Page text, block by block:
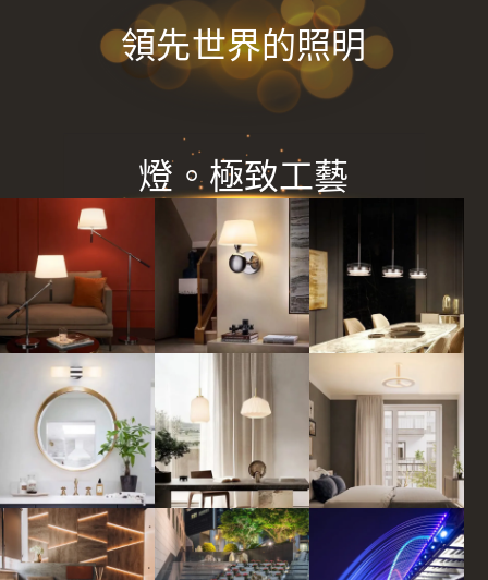
領先世界的照明
燈。極致工藝